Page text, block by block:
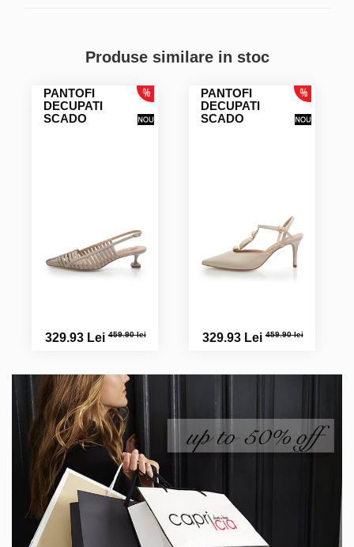
Produse similare in stoc
PANTOFI
DECUPATI
SCADO
329.93 Lei459.90 lei
PANTOFI
DECUPATI
SCADO
329.93 Lei459.90 lei